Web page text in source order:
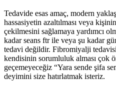
Tedavide esas amaç, modern
hassasiyetin azaltılması veya
çekilmesini sağlamaya yardımcı
kadar seans ftr ile veya şu kadar
tedavi değildir. Fibromiyalji
kendisinin sorumluluk alması çok
geçemeyeceğiz “Yara sende şifa
deyimini size hatırlatmak isteriz.